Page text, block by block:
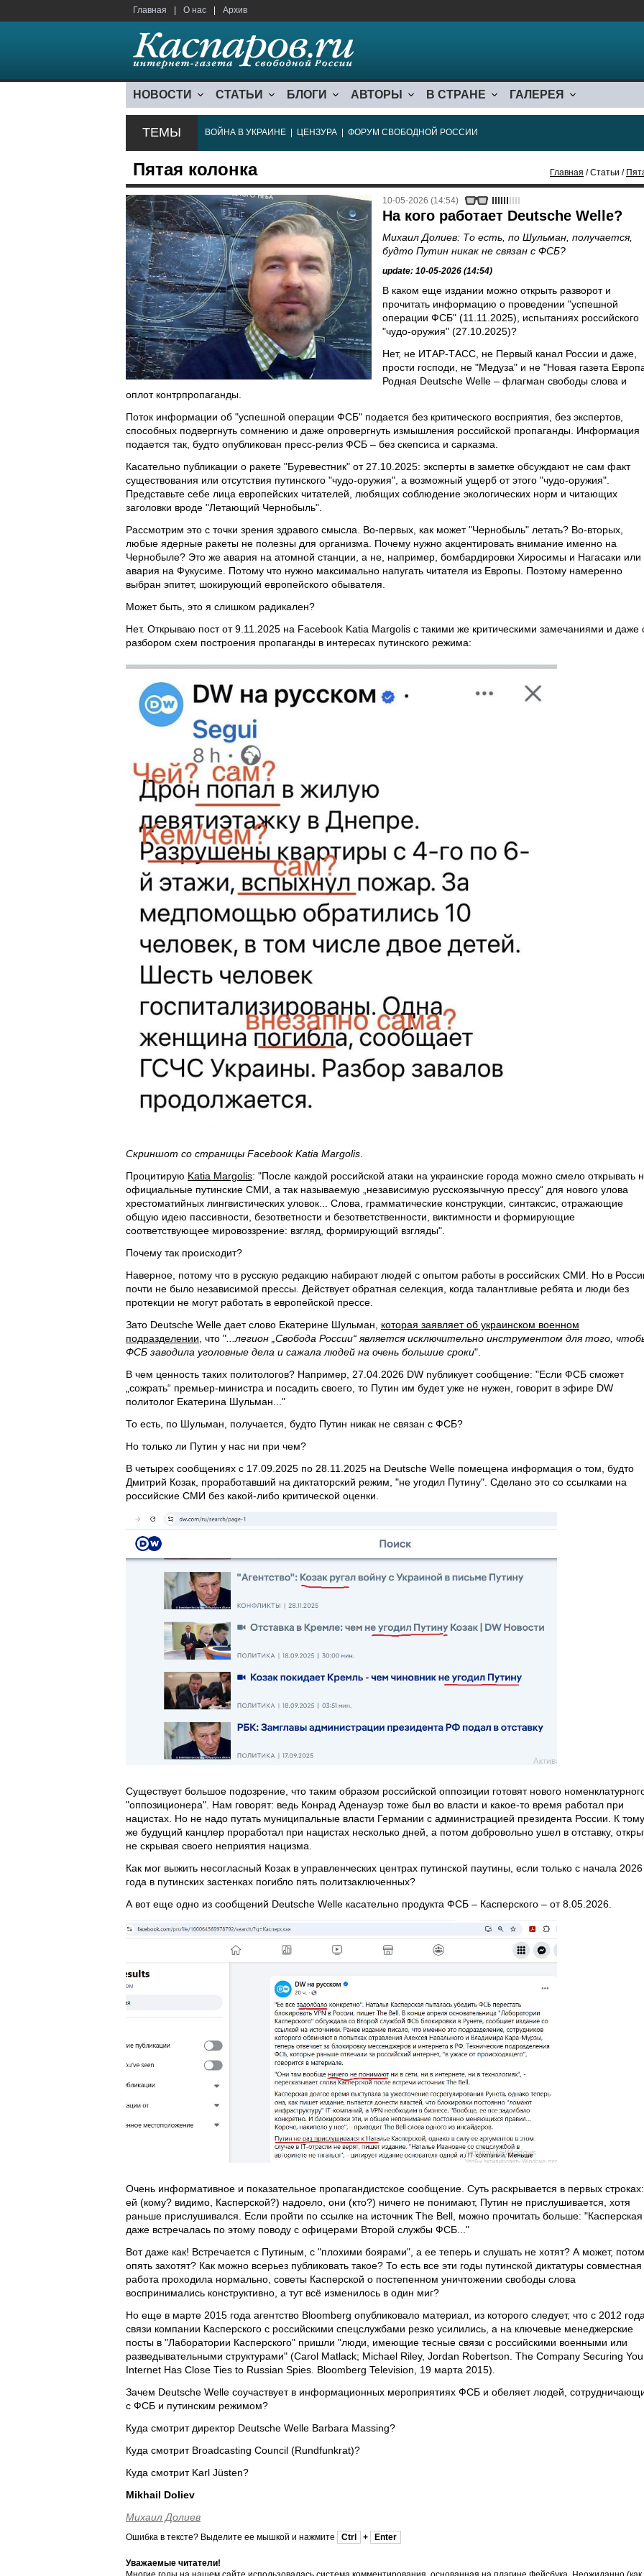
Главная О нас Архив
НОВОСТИ СТАТЬИ БЛОГИ АВТОРЫ В СТРАНЕ ГАЛЕРЕЯ
ТЕМЫ ВОЙНА В УКРАИНЕ ЦЕНЗУРА ФОРУМ СВОБОДНОЙ РОССИИ
Пятая колонка Главная / Статьи /
10-05-2026 (14:54)
На кого работает Deutsche Welle?
Михаил Долиев: То есть, по Шульман, получается,
будто Путин никак не связан с ФСБ?
update: 10-05-2026 (14:54)
В каком еще издании можно открыть разворот и
прочитать информацию о проведении "успешной
операции ФСБ" (11.11.2025), испытаниях российского
"чудо-оружия" (27.10.2025)?
Нет, не ИТАР-ТАСС, не Первый канал России и даже,
прости господи, не "Медуза" и не "Новая газета
Родная Deutsche Welle – флагман свободы слова и
оплот контрпропаганды.
Поток информации об "успешной операции ФСБ" подается без критического восприятия, без экспертов,
способных подвергнуть сомнению и даже опровергнуть измышления российской пропаганды. Информация
подается так, будто опубликован пресс-релиз ФСБ – без скепсиса и сарказма.
Касательно публикации о ракете "Буревестник" от 27.10.2025: эксперты в заметке обсуждают не сам факт
существования или отсутствия путинского "чудо-оружия", а возможный ущерб от этого "чудо-оружия".
Представьте себе лица европейских читателей, любящих соблюдение экологических норм и читающих
заголовки вроде "Летающий Чернобыль".
Рассмотрим это с точки зрения здравого смысла. Во-первых, как может "Чернобыль" летать? Во-вторых,
любые ядерные ракеты не полезны для организма. Почему нужно акцентировать внимание именно на
Чернобыле? Это же авария на атомной станции, а не, например, бомбардировки Хиросимы и Нагасаки или
авария на Фукусиме. Потому что нужно максимально напугать читателя из Европы. Поэтому намеренно
выбран эпитет, шокирующий европейского обывателя.
Может быть, это я слишком радикален?
Нет. Открываю пост от 9.11.2025 на Facebook Katia Margolis с такими же критическими замечаниями и даже
разбором схем построения пропаганды в интересах путинского режима:
Скриншот со страницы Facebook Katia Margolis
Процитирую Katia Margolis: "После каждой российской атаки на украинские города можно смело открывать
официальные путинские СМИ, а так называемую „независимую русскоязычную прессу“ для нового улова
хрестоматийных лингвистических уловок... Слова, грамматические конструкции, синтаксис, отражающие
общую идею пассивности, безответности и безответственности, виктимности и формирующие
соответствующее мировоззрение: взгляд, формирующий взгляды".
Почему так происходит?
Наверное, потому что в русскую редакцию набирают людей с опытом работы в российских СМИ. Но в
почти не было независимой прессы. Действует обратная селекция, когда талантливые ребята и люди без
протекции не могут работать в европейской прессе.
Зато Deutsche Welle дает слово Екатерине Шульман, которая заявляет об украинском военном
подразделении , что " ...легион „Свобода России“ является исключительно инструментом для того,
ФСБ заводила уголовные дела и сажала людей на очень большие сроки".
В чем ценность таких политологов? Например, 27.04.2026 DW публикует сообщение: "Если ФСБ сможет
„сожрать“ премьер-министра и посадить своего, то Путин им будет уже не нужен, говорит в эфире DW
политолог Екатерина Шульман..."
То есть, по Шульман, получается, будто Путин никак не связан с ФСБ?
Но только ли Путин у нас ни при чем?
В четырех сообщениях с 17.09.2025 по 28.11.2025 на Deutsche Welle помещена информация о том, будто
Дмитрий Козак, проработавший на диктаторский режим, "не угодил Путину". Сделано это со ссылками на
российские СМИ без какой-либо критической оценки.
Существует большое подозрение, что таким образом российской оппозиции готовят нового
"оппозиционера". Нам говорят: ведь Конрад Аденауэр тоже был во власти и какое-то время работал при
нацистах. Но не надо путать муниципальные власти Германии с администрацией президента России. К тому
же будущий канцлер проработал при нацистах несколько дней, а потом добровольно ушел в отставку,
не скрывая своего неприятия нацизма.
Как мог выжить несогласный Козак в управленческих центрах путинской паутины, если только с начала 2026
года в путинских застенках погибло пять политзаключенных?
А вот еще одно из сообщений Deutsche Welle касательно продукта ФСБ – Касперского – от 8.05.2026.
Очень информативное и показательное пропагандистское сообщение. Суть раскрывается в первых строках:
ей (кому? видимо, Касперской?) надоело, они (кто?) ничего не понимают, Путин не прислушивается, хотя
раньше прислушивался. Если пройти по ссылке на источник The Bell, можно прочитать больше: "Касперская
даже встречалась по этому поводу с офицерами Второй службы ФСБ..."
Вот даже как! Встречается с Путиным, с "плохими боярами", а ее теперь и слушать не хотят? А может, потом
опять захотят? Как можно всерьез публиковать такое? То есть все эти годы путинской диктатуры совместная
работа проходила нормально, советы Касперской о постепенном уничтожении свободы слова
воспринимались конструктивно, а тут всё изменилось в один миг?
Но еще в марте 2015 года агентство Bloomberg опубликовало материал, из которого следует, что с 2012 года
связи компании Касперского с российскими спецслужбами резко усилились, а на ключевые менеджерские
посты в "Лаборатории Касперского" пришли "люди, имеющие тесные связи с российскими военными или
разведывательными структурами" (Carol Matlack; Michael Riley, Jordan Robertson. The Company Securing
Internet Has Close Ties to Russian Spies. Bloomberg Television, 19 марта 2015).
Зачем Deutsche Welle соучаствует в информационных мероприятиях ФСБ и обеляет людей,
с ФСБ и путинским режимом?
Куда смотрит директор Deutsche Welle Barbara Massing?
Куда смотрит Broadcasting Council (Rundfunkrat)?
Куда смотрит Karl Jüsten?
Mikhail Doliev
Михаил Долиев
Ошибка в тексте? Выделите ее мышкой и нажмите Ctrl + Enter
Уважаемые читатели!